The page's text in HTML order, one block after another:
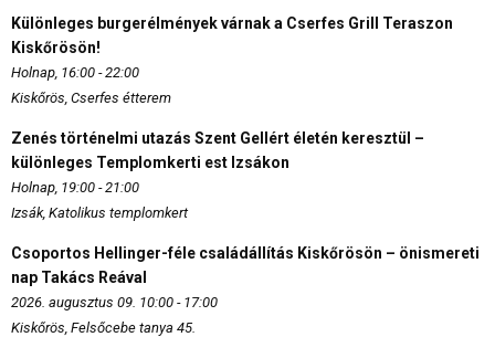
Különleges burgerélmények várnak a Cserfes Grill Teraszon
Kiskőrösön!
Holnap, 16:00 - 22:00
Kiskőrös, Cserfes étterem
Zenés történelmi utazás Szent Gellért életén keresztül –
különleges Templomkerti est Izsákon
Holnap, 19:00 - 21:00
Izsák, Katolikus templomkert
Csoportos Hellinger-féle családállítás Kiskőrösön – önismereti
nap Takács Reával
2026. augusztus 09. 10:00 - 17:00
Kiskőrös, Felsőcebe tanya 45.